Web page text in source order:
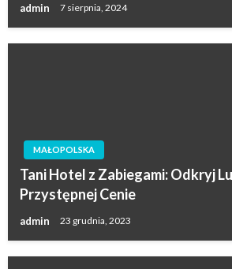
admin 7 sierpnia, 2024
MAŁOPOLSKA
Tani Hotel z Zabiegami: Odkryj
Przystępnej Cenie
admin 23 grudnia, 2023